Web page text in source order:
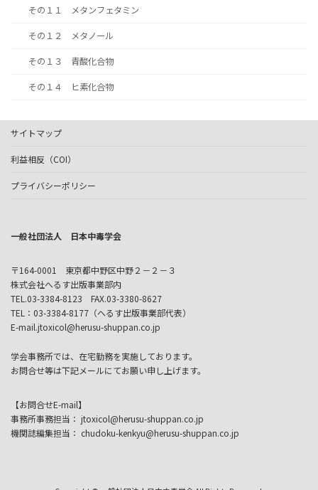
その１１ メタンフェタミン
その１２ メタノール
その１３ 青酸化合物
その１４ ヒ素化合物
サイトマップ
利益相反（COI）
プライバシーポリシー
一般社団法人 日本中毒学会
〒164-0001 東京都中野区中野２－２－３
株式会社へるす出版事業部内
TEL.03-3384-8123 FAX.03-3380-8627
TEL：03-3384-8177（へるす出版事業部代表）
E-mail.jtoxicol@herusu-shuppan.co.jp
学会事務所では、在宅勤務を実施しております。
お問合せ等は下記メールにてお願い申し上げます。
【お問合せE-mail】
事務所事務担当： jtoxicol@herusu-shuppan.co.jp
機関誌編集担当： chudoku-kenkyu@herusu-shuppan.co.jp